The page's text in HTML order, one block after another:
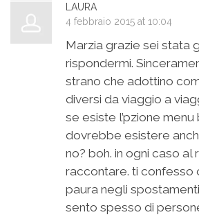
LAURA
4 febbraio 2015 at 10:04
Marzia grazie sei stata
rispondermi.
strano che adottino
diversi da viaggio a
se esiste l’pzione menu
dovrebbe esistere
no? boh. in ogni caso al
raccontare. ti confesso
paura negli
sento spesso di